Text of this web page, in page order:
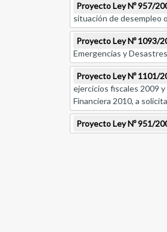
Proyecto Ley Nº 957/
situación de desempleo
Proyecto Ley Nº 1093/
Emergencias y
Proyecto Ley Nº 1101/
ejercicios fiscales 2009
Financiera 2010, a
Proyecto Ley Nº 951/